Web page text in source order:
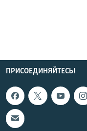
ПРИСОЕДИНЯЙТЕСЬ!